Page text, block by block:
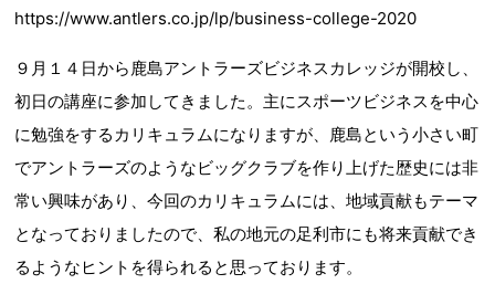
https://www.antlers.co.jp/lp/business-college-2020
９月１４日から鹿島アントラーズビジネスカレッジが開校し、
初日の講座に参加してきました。主にスポーツビジネスを中心
に勉強をするカリキュラムになりますが、鹿島という小さい町
でアントラーズのようなビッグクラブを作り上げた歴史には非
常い興味があり、今回のカリキュラムには、地域貢献もテーマ
となっておりましたので、私の地元の足利市にも将来貢献でき
るようなヒントを得られると思っております。